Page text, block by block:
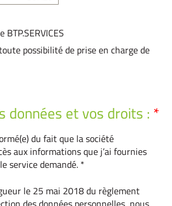
possibilité de prise en charge de
données et vos droits : *
du fait que la société
aux informations que j’ai fournies
service demandé. *
le 25 mai 2018 du règlement